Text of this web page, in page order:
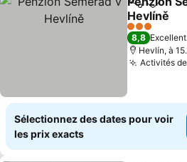
Partager
Hevlíně
3 Étoiles
8,8 Excellent
Hevlín, à
Activités
Sélectionnez des dates pour voir
les prix exacts